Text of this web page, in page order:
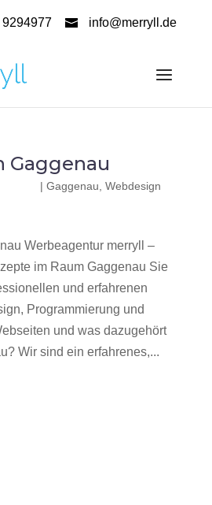
9294977 info@merryll.de
Gaggenau
| Gaggenau Webdesign
Werbeagentur merryll –
im Raum Gaggenau Sie
und erfahrenen
Programmierung und
und was dazugehört
Wir sind ein erfahrenes,...